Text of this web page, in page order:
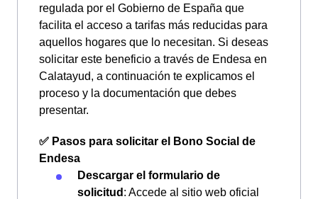
regulada por el Gobierno de España que
facilita el acceso a tarifas más reducidas para
aquellos hogares que lo necesitan. Si deseas
solicitar este beneficio a través de Endesa en
Calatayud, a continuación te explicamos el
proceso y la documentación que debes
presentar.
✅ Pasos para solicitar el Bono Social de
Endesa
Descargar el formulario de
solicitud : Accede al sitio web oficial